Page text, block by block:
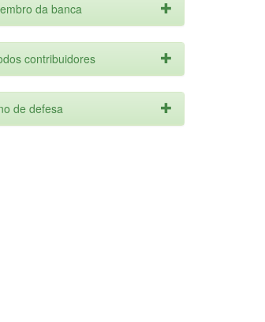
da banca
contribuidores
de defesa